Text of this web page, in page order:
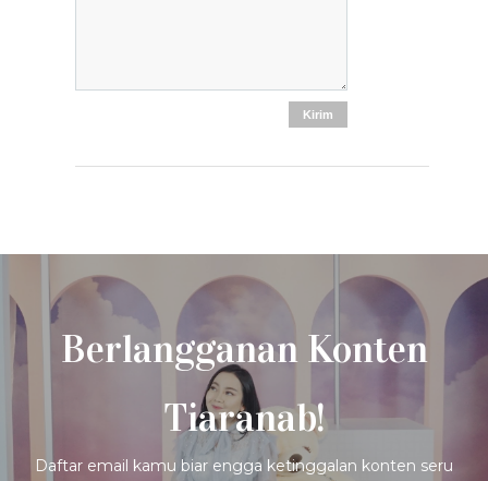
Berlangganan Konten
Tiaranab!
Daftar email kamu biar engga ketinggalan konten seru